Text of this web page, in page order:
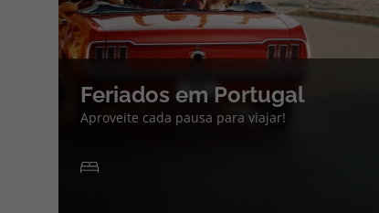
Feriados em Portugal
Aproveite cada pausa para viajar!